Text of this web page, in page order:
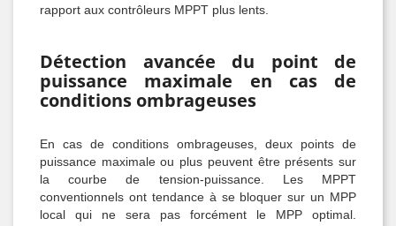
rapport aux contrôleurs MPPT plus lents.
Détection avancée du point de
puissance maximale en cas de
conditions ombrageuses
En cas de conditions ombrageuses, deux points de
puissance maximale ou plus peuvent être présents sur
la courbe de tension-puissance. Les MPPT
conventionnels ont tendance à se bloquer sur un MPP
local qui ne sera pas forcément le MPP optimal.